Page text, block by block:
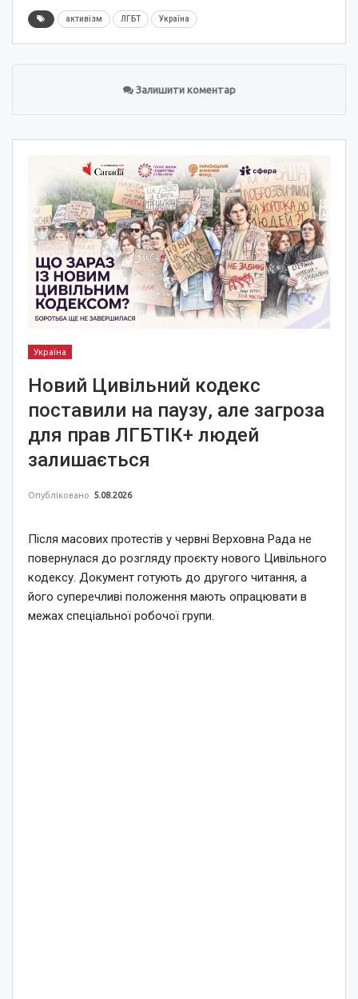
активізм ЛГБТ Україна
Залишити коментар
Україна
Новий Цивільний кодекс
поставили на паузу, але загроза
для прав ЛГБТІК+ людей
залишається
Опубліковано 5.08.2026
Після масових протестів у червні Верховна Рада не
повернулася до розгляду проєкту нового Цивільного
кодексу. Документ готують до другого читання, а
його суперечливі положення мають опрацювати в
межах спеціальної робочої групи.